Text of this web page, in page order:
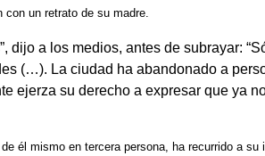
un retrato de su madre.
dijo a los medios, antes de subrayar:
(…). La ciudad ha abandonado a
ejerza su derecho a expresar que ya
él mismo en tercera persona, ha recurrido a su